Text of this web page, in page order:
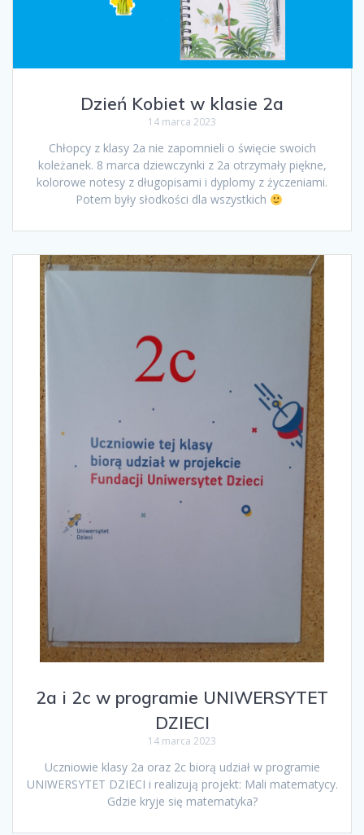
Dzień Kobiet w klasie 2a
14 marca 2023
Chłopcy z klasy 2a nie zapomnieli o święcie swoich
koleżanek. 8 marca dziewczynki z 2a otrzymały piękne,
kolorowe notesy z długopisami i dyplomy z życzeniami.
Potem były słodkości dla wszystkich
2a i 2c w programie UNIWERSYTET
DZIECI
14 marca 2023
Uczniowie klasy 2a oraz 2c biorą udział w programie
UNIWERSYTET DZIECI i realizują projekt: Mali matematycy.
Gdzie kryje się matematyka?